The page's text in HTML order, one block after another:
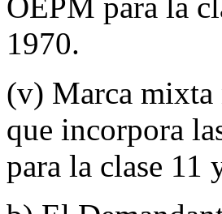
OEPM para la
1970.
(v) Marca mixta
que incorpora
para la clase 11